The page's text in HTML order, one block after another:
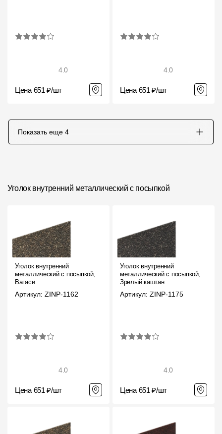
4.0
Цена 651 ₽/шт
4.0
Цена 651 ₽/шт
Показать еще 4
Уголок внутренний металлический с посыпкой
Уголок внутренний
металлический с посыпкой,
Вагаси
Артикул: ZINP-1162
4.0
Цена 651 ₽/шт
Уголок внутренний
металлический с посыпкой,
Зрелый каштан
Артикул: ZINP-1175
4.0
Цена 651 ₽/шт